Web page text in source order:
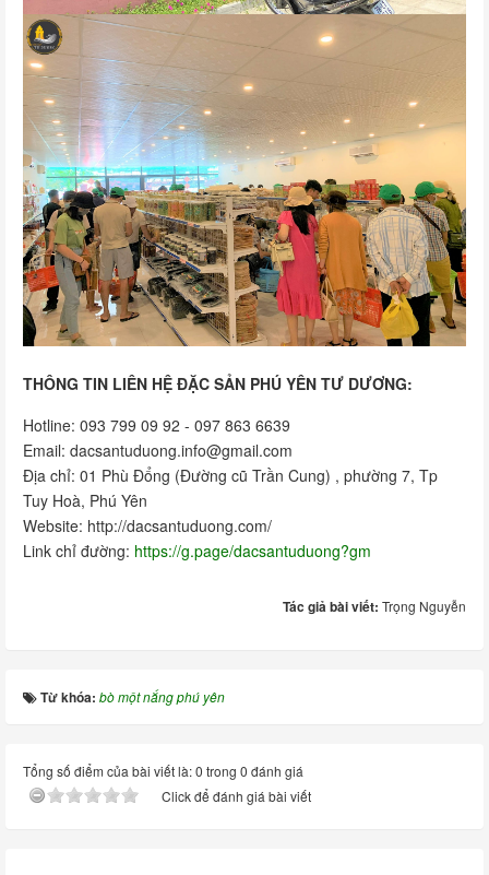
THÔNG TIN LIÊN HỆ ĐẶC SẢN PHÚ YÊN TƯ DƯƠNG:
Hotline: 093 799 09 92 - 097 863 6639
Email: dacsantuduong.info@gmail.com
Địa chỉ: 01 Phù Đổng (Đường cũ Trần Cung) , phường 7, Tp
Tuy Hoà, Phú Yên
Website: http://dacsantuduong.com/
Link chỉ đường: https://g.page/dacsantuduong?gm
Tác giả bài viết: Trọng Nguyễn
Từ khóa: bò một nắng phú yên
Tổng số điểm của bài viết là: 0 trong 0 đánh giá
Click để đánh giá bài viết